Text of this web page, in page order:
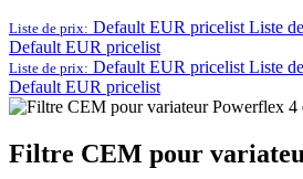
Liste de prix: Default EUR pricelist Liste
Default EUR pricelist
Liste de prix: Default EUR pricelist Liste
Default EUR pricelist
Filtre CEM pour